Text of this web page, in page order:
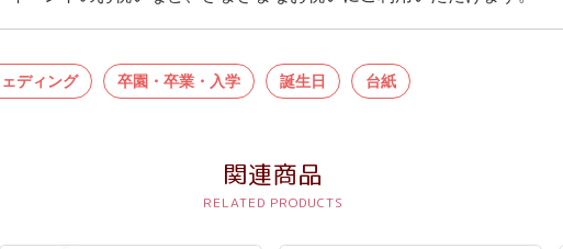
ディング 卒園・卒業・入学 誕生日 台紙
関連商品